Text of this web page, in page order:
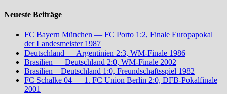
Neueste Beiträge
FC Bayern München — FC Porto 1:2, Finale Europapokal
der Landesmeister 1987
Deutschland — Argentinien 2:3, WM-Finale 1986
Brasilien — Deutschland 2:0, WM-Finale 2002
Brasilien – Deutschland 1:0, Freundschaftsspiel 1982
FC Schalke 04 — 1. FC Union Berlin 2:0, DFB-Pokalfinale
2001